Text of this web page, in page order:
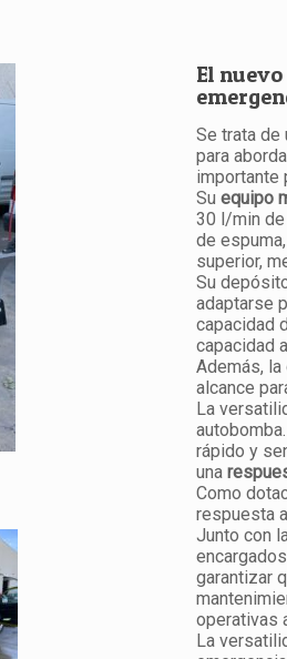
El
Se trata de
para
importante
Su equipo
30 l/min de
de
superior,
Su
adaptarse
capacidad
capacidad
Además,
alcance
La
rápido y
una
Como
respuesta
Junto con
garantizar
operativas
La